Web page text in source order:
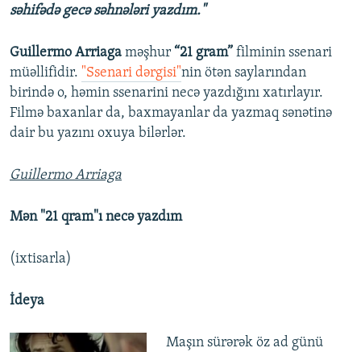
səhifədə gecə səhnələri yazdım."
Guillermo Arriaga məşhur “21 gram” filminin ssenari
müəllifidir. "Ssenari dərgisi"nin ötən saylarından
birində o, həmin ssenarini necə yazdığını xatırlayır.
Filmə baxanlar da, baxmayanlar da yazmaq sənətinə
dair bu yazını oxuya bilərlər.
Guillermo Arriaga
Mən "21 qram"ı necə yazdım
(ixtisarla)
İdeya
Maşın sürərək öz ad günü